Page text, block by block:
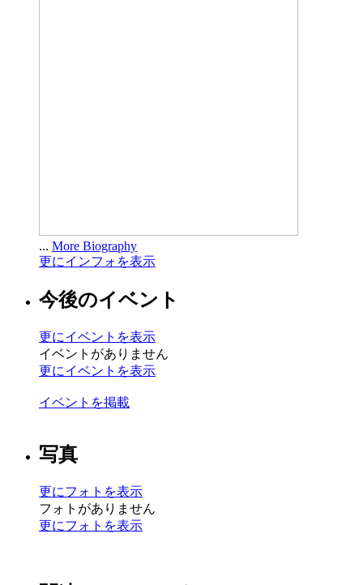
... More Biography
更にインフォを表示
今後のイベント
更にイベントを表示
イベントがありません
更にイベントを表示
イベントを掲載
写真
更にフォトを表示
フォトがありません
更にフォトを表示